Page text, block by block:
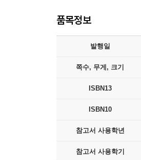
품목정보
발행일
쪽수, 무게, 크기
ISBN13
ISBN10
참고서 사용학년
참고서 사용학기